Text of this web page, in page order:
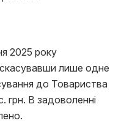
2025 року
лише одне
до Товариства
грн. В задоволенні